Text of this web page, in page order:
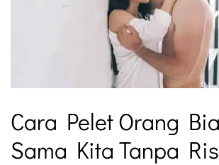
Cara Pelet Orang
Sama Kita Tanpa